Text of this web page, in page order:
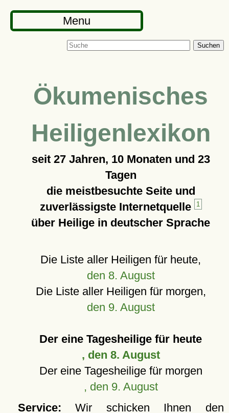
Menu
Suchen
Ökumenisches
Heiligenlexikon
seit 27 Jahren, 10 Monaten und 23
Tagen
die meistbesuchte Seite und
zuverlässigste Internetquelle
1
über Heilige in deutscher Sprache
Die Liste aller Heiligen für heute,
den 8. August
Die Liste aller Heiligen für morgen,
den 9. August
Der eine Tagesheilige für heute
, den 8. August
Der eine Tagesheilige für morgen
, den 9. August
Service: Wir schicken Ihnen den